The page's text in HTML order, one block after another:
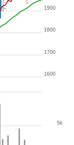
1600
1700
1800
1900
5k